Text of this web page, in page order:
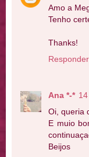
Amo a
Tenho
Thanks!
Responder
Ana *-*
Oi, queria
E muio
Beijos